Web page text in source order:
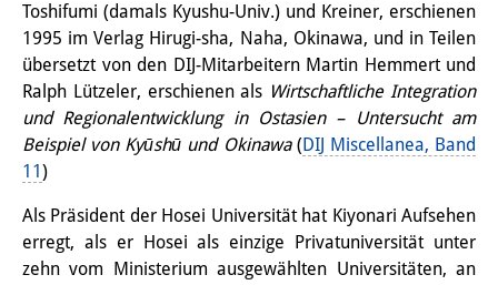
Toshifumi (damals Kyushu-Univ.) und Kreiner, erschienen
1995 im Verlag Hirugi-sha, Naha, Okinawa, und in Teilen
übersetzt von den DIJ-Mitarbeitern Martin Hemmert und
Ralph Lützeler, erschienen als Wirtschaftliche Integration
und Regionalentwicklung in Ostasien – Untersucht am
Beispiel von Kyūshū und Okinawa(DIJ Miscellanea, Band
11)
Als Präsident der Hosei Universität hat Kiyonari Aufsehen
erregt, als er Hosei als einzige Privatuniversität unter
zehn vom Ministerium ausgewählten Universitäten, an